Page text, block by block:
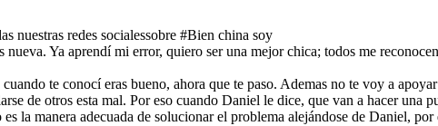
nuestras redes socialessobre #Bien china soy
Ya aprendí mi error, quiero ser una mejor chica; todos me
te conocí eras bueno, ahora que te paso. Ademas no te voy a
de otros esta mal. Por eso cuando Daniel le dice, que van a hacer una
la manera adecuada de solucionar el problema alejándose de Daniel,